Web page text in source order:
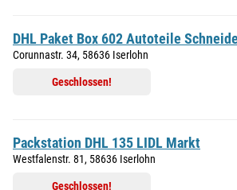
DHL Paket Box 602 Autoteile
Corunnastr. 34, 58636 Iserlohn
Geschlossen!
Packstation DHL 135 LIDL Markt
Westfalenstr. 81, 58636 Iserlohn
Geschlossen!